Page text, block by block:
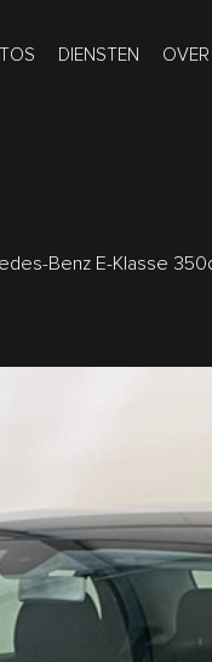
DIENSTEN
Benz E-Klasse